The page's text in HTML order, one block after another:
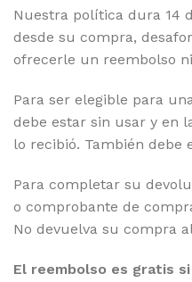
Nuestra política dura 14
desde su compra,
ofrecerle un reembolso
Para ser elegible para
debe estar sin usar y en
lo recibió. También debe
Para completar su
o comprobante de
No devuelva su compra
El reembolso es gratis